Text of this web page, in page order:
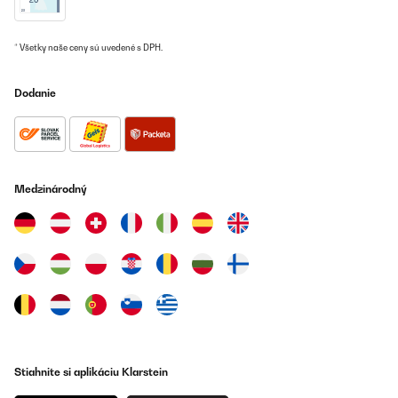
* Všetky naše ceny sú uvedené s DPH.
Dodanie
Medzinárodný
Stiahnite si aplikáciu Klarstein